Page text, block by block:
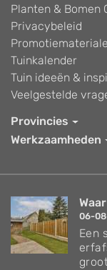
Planten & Bomen
Privacybeleid
Tuinkalender
Tuin ideeën &
Veelgestelde
Provincies
Werkzaamheden
06-
Een